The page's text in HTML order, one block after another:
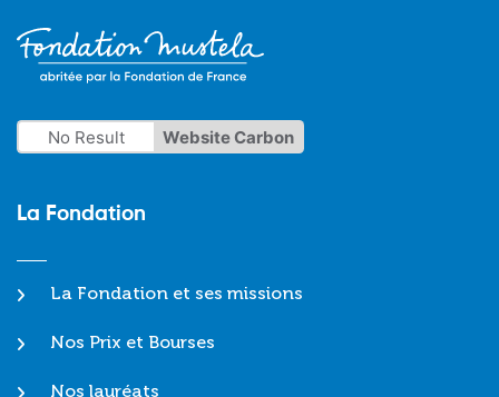
No Result Website Carbon
La Fondation
La Fondation et ses missions
Nos Prix et Bourses
Nos lauréats